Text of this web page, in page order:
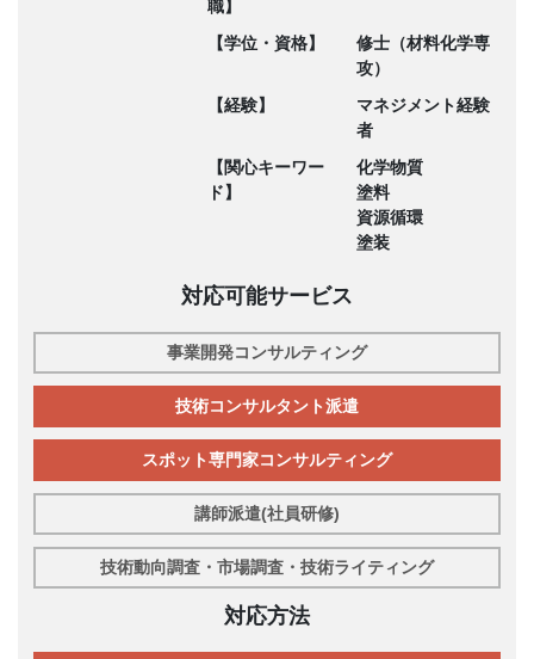
職】
【学位・資格】
修士（材料化学専
攻）
【経験】
マネジメント経験
者
【関心キーワー
ド】
化学物質
塗料
資源循環
塗装
対応可能サービス
事業開発コンサルティング
技術コンサルタント派遣
スポット専門家コンサルティング
講師派遣(社員研修)
技術動向調査・市場調査・技術ライティング
対応方法